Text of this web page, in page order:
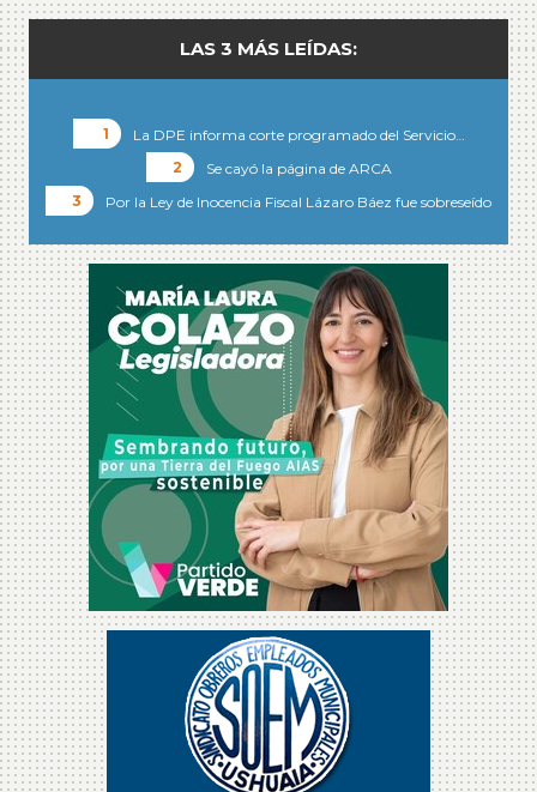
LAS 3 MÁS LEÍDAS:
La DPE informa corte programado del Servicio…
Se cayó la página de ARCA
Por la Ley de Inocencia Fiscal Lázaro Báez fue sobreseído